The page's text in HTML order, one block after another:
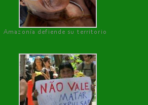
Amazonía defiende su territorio